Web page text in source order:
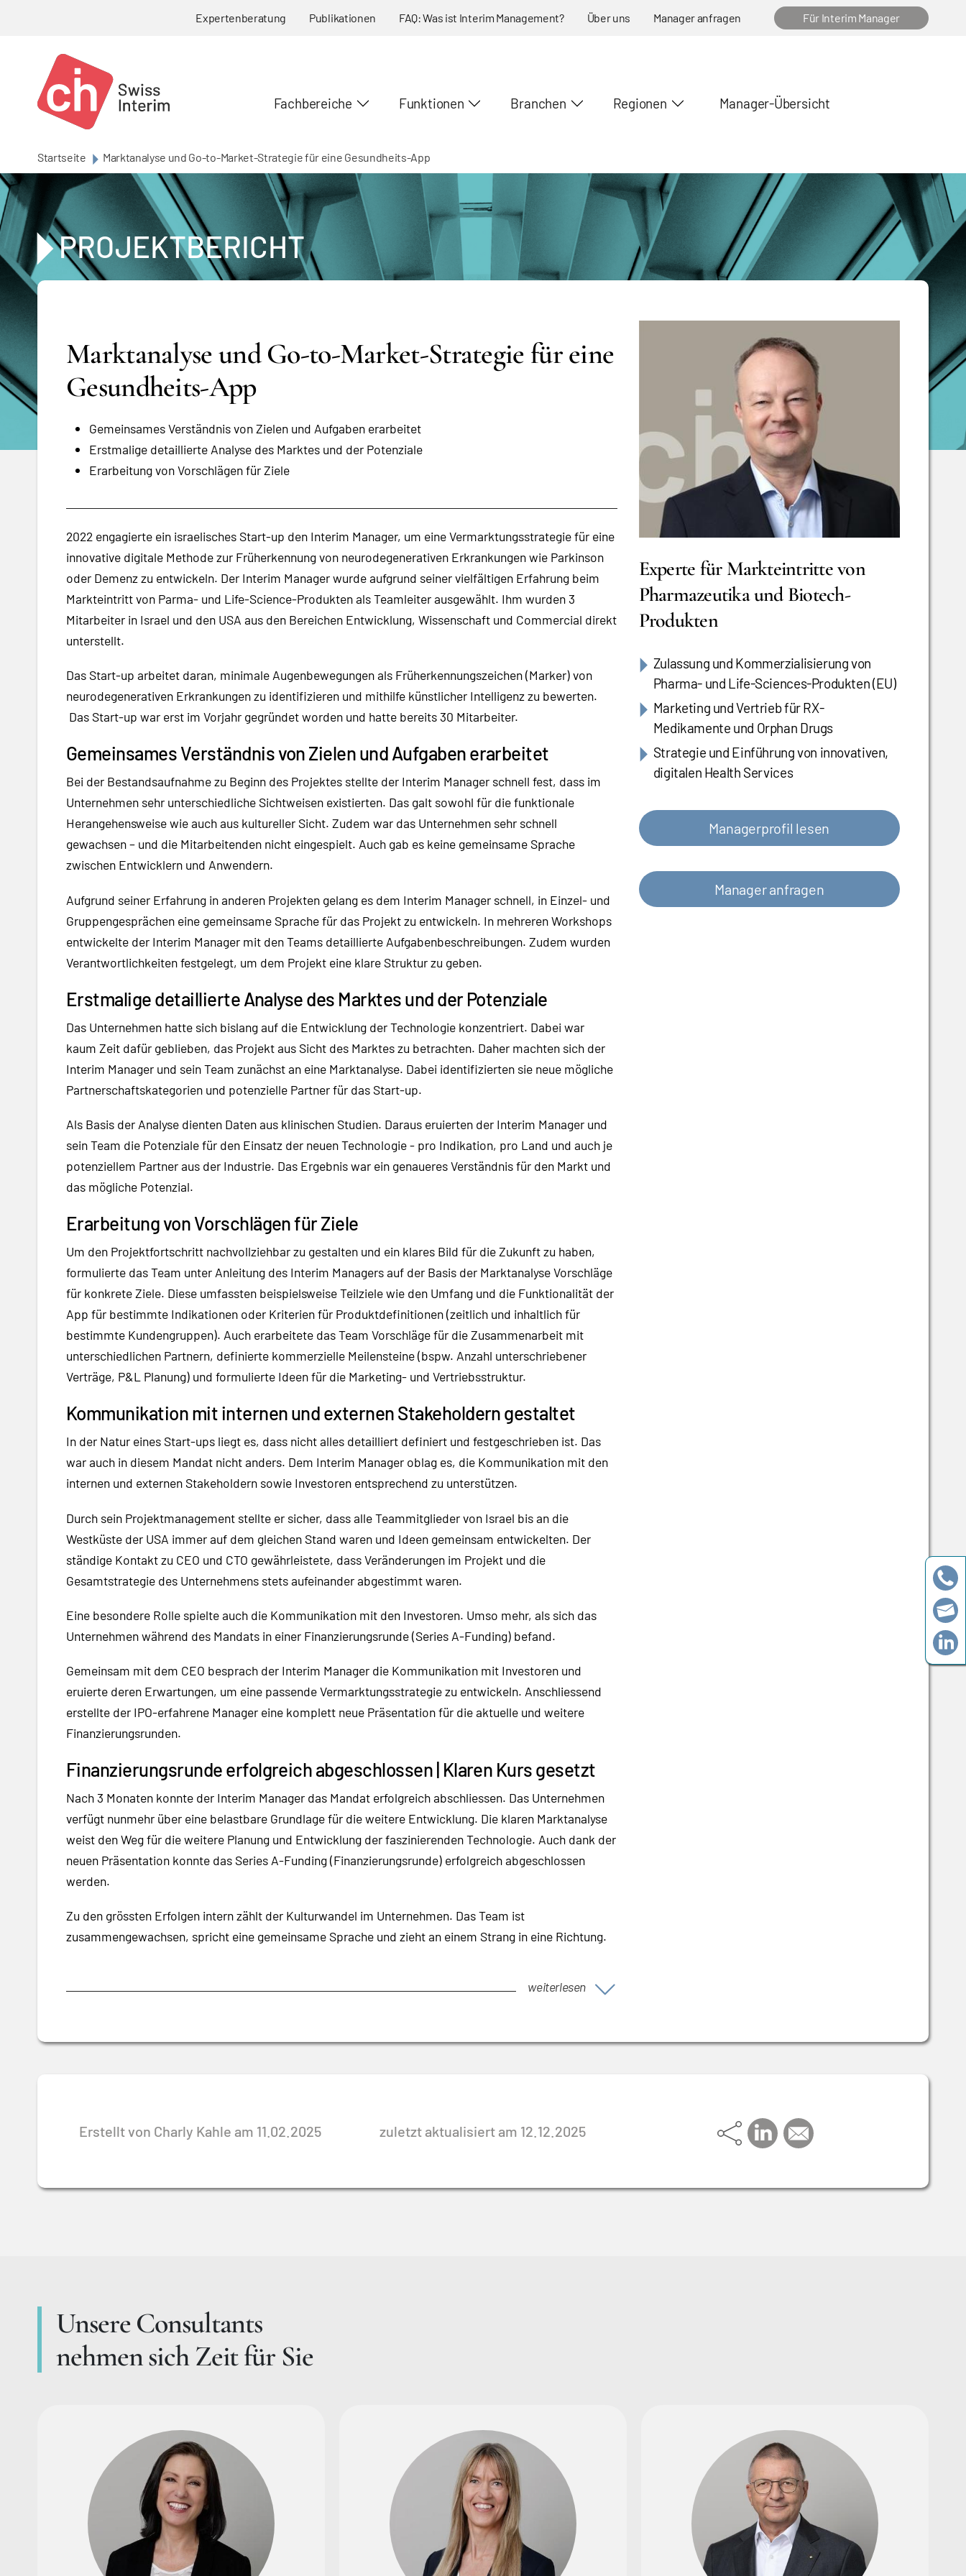
Expertenberatung Publikationen FAQ: Was ist Interim Management? Über uns Manager anfragen Für Interim Manager
Fachbereiche Funktionen Branchen Regionen Manager-Übersicht
Startseite Marktanalyse und Go-to-Market-Strategie für eine Gesundheits-App
PROJEKTBERICHT
Marktanalyse und Go-to-Market-Strategie für eine
Gesundheits-App
Gemeinsames Verständnis von Zielen und Aufgaben erarbeitet
Erstmalige detaillierte Analyse des Marktes und der Potenziale
Erarbeitung von Vorschlägen für Ziele
2022 engagierte ein israelisches Start-up den Interim Manager, um eine Vermarktungsstrategie für eine
innovative digitale Methode zur Früherkennung von neurodegenerativen Erkrankungen wie Parkinson
oder Demenz zu entwickeln. Der Interim Manager wurde aufgrund seiner vielfältigen Erfahrung beim
Markteintritt von Parma- und Life-Science-Produkten als Teamleiter ausgewählt. Ihm wurden 3
Mitarbeiter in Israel und den USA aus den Bereichen Entwicklung, Wissenschaft und Commercial direkt
unterstellt.
Das Start-up arbeitet daran, minimale Augenbewegungen als Früherkennungszeichen (Marker) von
neurodegenerativen Erkrankungen zu identifizieren und mithilfe künstlicher Intelligenz zu bewerten.
Das Start-up war erst im Vorjahr gegründet worden und hatte bereits 30 Mitarbeiter.
Gemeinsames Verständnis von Zielen und Aufgaben erarbeitet
Bei der Bestandsaufnahme zu Beginn des Projektes stellte der Interim Manager schnell fest, dass im
Unternehmen sehr unterschiedliche Sichtweisen existierten. Das galt sowohl für die funktionale
Herangehensweise wie auch aus kultureller Sicht. Zudem war das Unternehmen sehr schnell
gewachsen – und die Mitarbeitenden nicht eingespielt. Auch gab es keine gemeinsame Sprache
zwischen Entwicklern und Anwendern.
Aufgrund seiner Erfahrung in anderen Projekten gelang es dem Interim Manager schnell, in Einzel- und
Gruppengesprächen eine gemeinsame Sprache für das Projekt zu entwickeln. In mehreren Workshops
entwickelte der Interim Manager mit den Teams detaillierte Aufgabenbeschreibungen. Zudem wurden
Verantwortlichkeiten festgelegt, um dem Projekt eine klare Struktur zu geben.
Erstmalige detaillierte Analyse des Marktes und der Potenziale
Das Unternehmen hatte sich bislang auf die Entwicklung der Technologie konzentriert. Dabei war
kaum Zeit dafür geblieben, das Projekt aus Sicht des Marktes zu betrachten. Daher machten sich der
Interim Manager und sein Team zunächst an eine Marktanalyse. Dabei identifizierten sie neue mögliche
Partnerschaftskategorien und potenzielle Partner für das Start-up.
Als Basis der Analyse dienten Daten aus klinischen Studien. Daraus eruierten der Interim Manager und
sein Team die Potenziale für den Einsatz der neuen Technologie - pro Indikation, pro Land und auch je
potenziellem Partner aus der Industrie. Das Ergebnis war ein genaueres Verständnis für den Markt und
das mögliche Potenzial.
Erarbeitung von Vorschlägen für Ziele
Um den Projektfortschritt nachvollziehbar zu gestalten und ein klares Bild für die Zukunft zu haben,
formulierte das Team unter Anleitung des Interim Managers auf der Basis der Marktanalyse Vorschläge
für konkrete Ziele. Diese umfassten beispielsweise Teilziele wie den Umfang und die Funktionalität der
App für bestimmte Indikationen oder Kriterien für Produktdefinitionen (zeitlich und inhaltlich für
bestimmte Kundengruppen). Auch erarbeitete das Team Vorschläge für die Zusammenarbeit mit
unterschiedlichen Partnern, definierte kommerzielle Meilensteine (bspw. Anzahl unterschriebener
Verträge, P&L Planung) und formulierte Ideen für die Marketing- und Vertriebsstruktur.
Kommunikation mit internen und externen Stakeholdern gestaltet
In der Natur eines Start-ups liegt es, dass nicht alles detailliert definiert und festgeschrieben ist. Das
war auch in diesem Mandat nicht anders. Dem Interim Manager oblag es, die Kommunikation mit den
internen und externen Stakeholdern sowie Investoren entsprechend zu unterstützen.
Durch sein Projektmanagement stellte er sicher, dass alle Teammitglieder von Israel bis an die
Westküste der USA immer auf dem gleichen Stand waren und Ideen gemeinsam entwickelten. Der
ständige Kontakt zu CEO und CTO gewährleistete, dass Veränderungen im Projekt und die
Gesamtstrategie des Unternehmens stets aufeinander abgestimmt waren.
Eine besondere Rolle spielte auch die Kommunikation mit den Investoren. Umso mehr, als sich das
Unternehmen während des Mandats in einer Finanzierungsrunde (Series A-Funding) befand.
Gemeinsam mit dem CEO besprach der Interim Manager die Kommunikation mit Investoren und
eruierte deren Erwartungen, um eine passende Vermarktungsstrategie zu entwickeln. Anschliessend
erstellte der IPO-erfahrene Manager eine komplett neue Präsentation für die aktuelle und weitere
Finanzierungsrunden.
Finanzierungsrunde erfolgreich abgeschlossen | Klaren Kurs gesetzt
Nach 3 Monaten konnte der Interim Manager das Mandat erfolgreich abschliessen. Das Unternehmen
verfügt nunmehr über eine belastbare Grundlage für die weitere Entwicklung. Die klaren Marktanalyse
weist den Weg für die weitere Planung und Entwicklung der faszinierenden Technologie. Auch dank der
neuen Präsentation konnte das Series A-Funding (Finanzierungsrunde) erfolgreich abgeschlossen
werden.
Zu den grössten Erfolgen intern zählt der Kulturwandel im Unternehmen. Das Team ist
zusammengewachsen, spricht eine gemeinsame Sprache und zieht an einem Strang in eine Richtung.
weiterlesen
Experte für Markteintritte von
Pharmazeutika und Biotech-
Produkten
Zulassung und Kommerzialisierung von
Pharma- und Life-Sciences-Produkten (EU)
Marketing und Vertrieb für RX-
Medikamente und Orphan Drugs
Strategie und Einführung von innovativen,
digitalen Health Services
Managerprofil lesen
Manager anfragen
Erstellt von Charly Kahle am 11.02.2025 zuletzt aktualisiert am 12.12.2025
Unsere Consultants
nehmen sich Zeit für Sie